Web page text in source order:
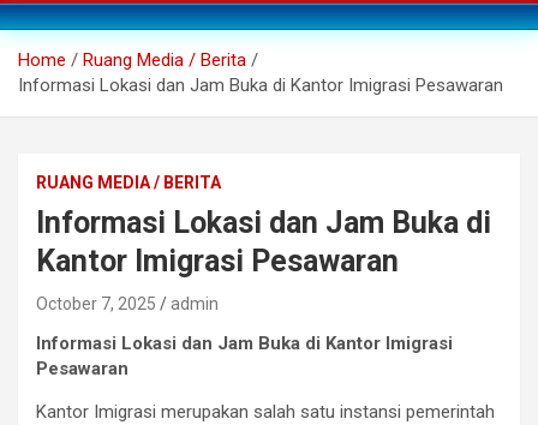
Home
Ruang Media / Berita
Informasi Lokasi dan Jam Buka di Kantor Imigrasi Pesawaran
RUANG MEDIA / BERITA
Informasi Lokasi dan Jam Buka di
Kantor Imigrasi Pesawaran
October 7, 2025 admin
Informasi Lokasi dan Jam Buka di Kantor Imigrasi
Pesawaran
Kantor Imigrasi merupakan salah satu instansi pemerintah